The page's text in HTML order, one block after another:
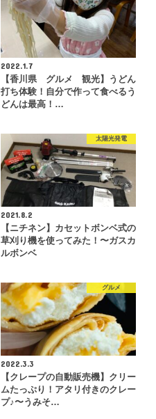
2022.1.7
【香川県 グルメ 観光】うどん
打ち体験！自分で作って食べるう
どんは最高！…
太陽光発電
2021.8.2
【ニチネン】カセットボンベ式の
草刈り機を使ってみた！〜ガスカ
ルボンベ
グルメ
2022.3.3
【クレープの自動販売機】クリー
ムたっぷり！アタリ付きのクレー
プ♪〜うみそ…